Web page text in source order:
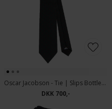
Oscar Jacobson - Tie | Slips Bottled Green
DKK 700,-